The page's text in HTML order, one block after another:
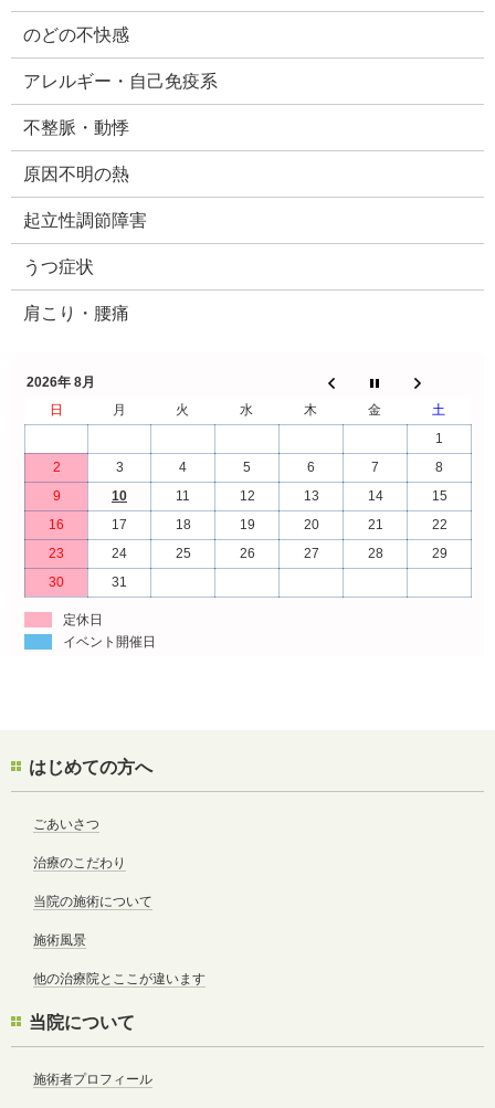
のどの不快感
アレルギー・自己免疫系
不整脈・動悸
原因不明の熱
起立性調節障害
うつ症状
肩こり・腰痛
2026年 8月
日
月 火 水 木 金
土
1
2
3 4 5 6 7
8
9
10 11 12 13 14
15
16
17 18 19 20 21
22
23
24 25 26 27 28
29
30
31
定休日
イベント開催日
はじめての方へ
ごあいさつ
治療のこだわり
当院の施術について
施術風景
他の治療院とここが違います
当院について
施術者プロフィール